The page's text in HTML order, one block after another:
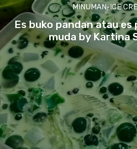
MINUMAN-ICE
Es buko pandan atau es
muda by Kartina